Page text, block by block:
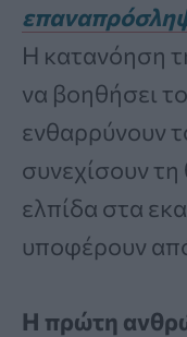
Η κατανόηση
να βοηθήσει
ενθαρρύνουν
συνεχίσουν τη
ελπίδα στα
υποφέρουν
Η πρώτη